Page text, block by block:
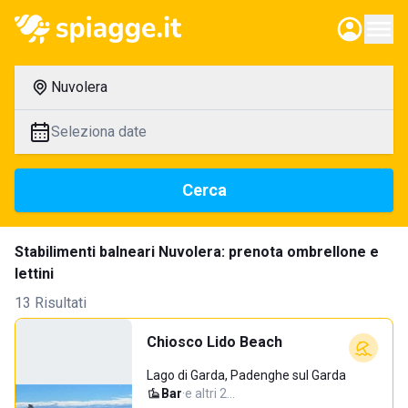
Nuvolera
Seleziona date
Cerca
Stabilimenti balneari Nuvolera: prenota ombrellone e
lettini
13 Risultati
Chiosco Lido Beach
Lago di Garda, Padenghe sul Garda
Bar·e altri 2…